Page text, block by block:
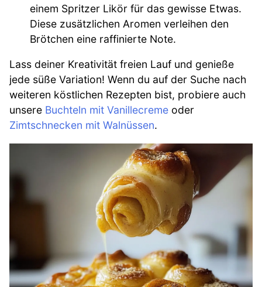
einem Spritzer Likör für das gewisse Etwas.
Diese zusätzlichen Aromen verleihen den
Brötchen eine raffinierte Note.
Lass deiner Kreativität freien Lauf und genieße
jede süße Variation! Wenn du auf der Suche nach
weiteren köstlichen Rezepten bist, probiere auch
unsere Buchteln mit Vanillecreme oder
Zimtschnecken mit Walnüssen.